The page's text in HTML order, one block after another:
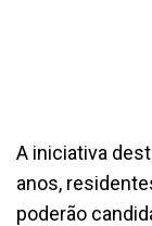
A iniciativa
anos,
poderão